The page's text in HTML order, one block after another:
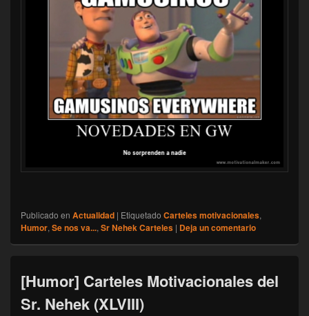
Publicado en Actualidad | Etiquetado Carteles motivacionales,
Humor, Se nos va..., Sr Nehek Carteles | Deja un comentario
[Humor] Carteles Motivacionales del
Sr. Nehek (XLVIII)